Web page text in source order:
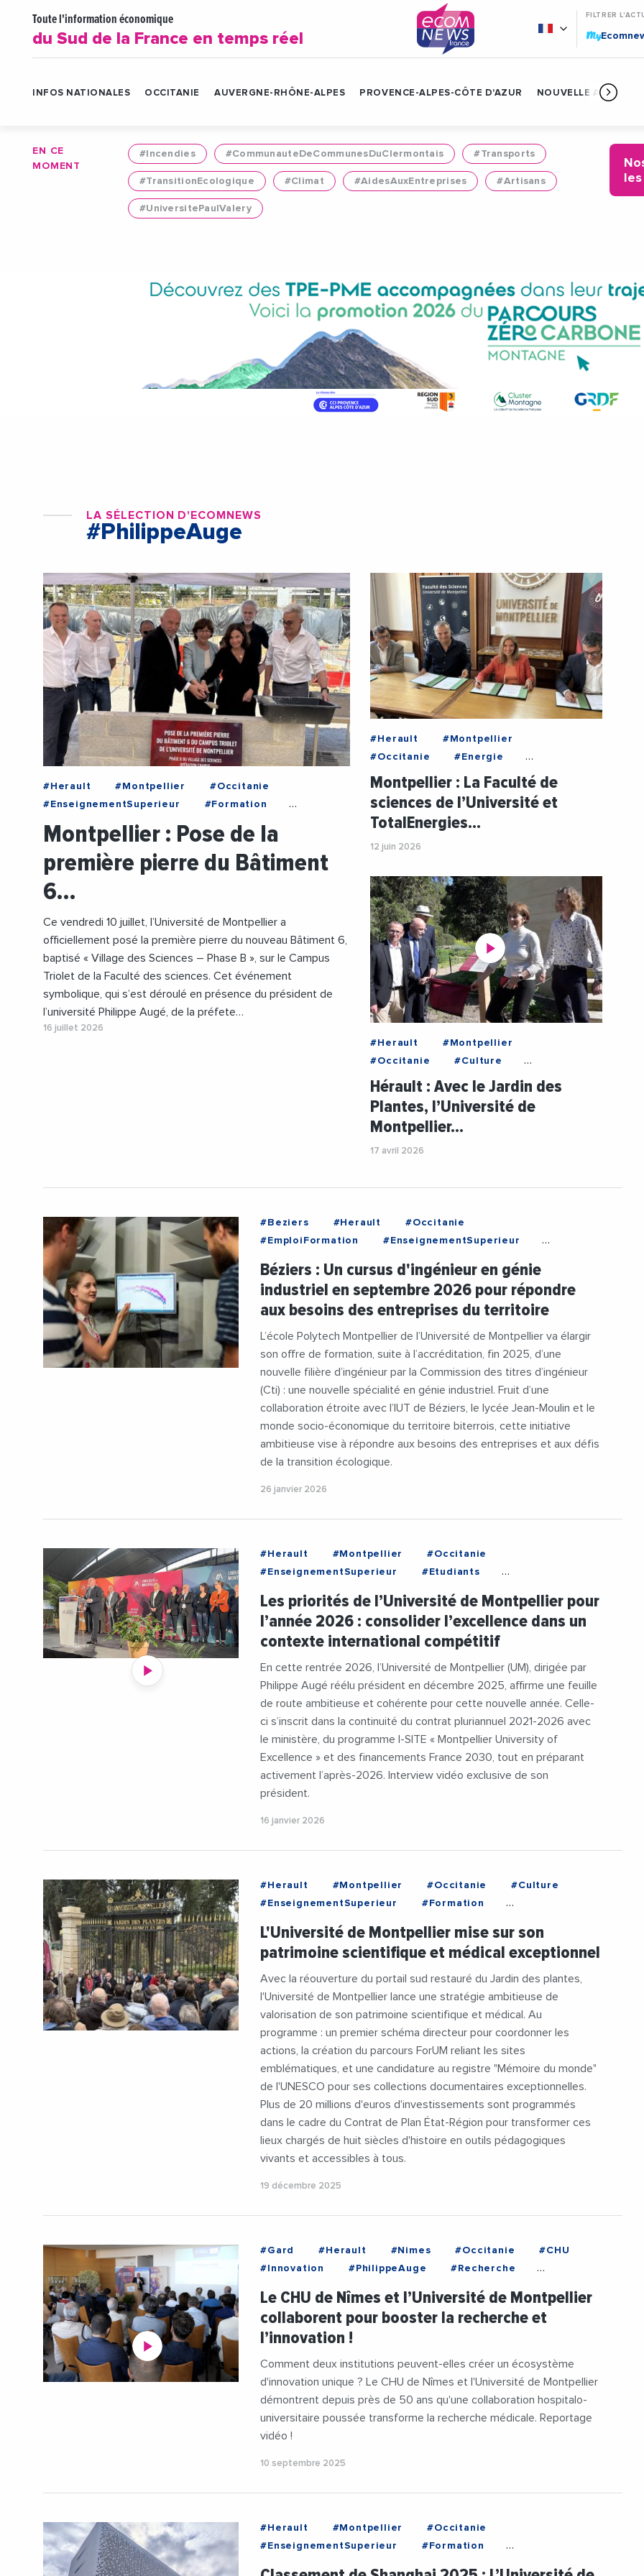
Toute l'information économique
du Sud de la France en temps réel
FILTRER
My
INFOS NATIONALES OCCITANIE AUVERGNE-RHÔNE-ALPES PROVENCE-ALPES-CÔTE D'AZUR NOUVELLE AQUITAINE
EN CE
MOMENT
#Incendies #CommunauteDeCommunesDuClermontais #Transports
#TransitionEcologique #Climat #AidesAuxEntreprises #Artisans
#UniversitePaulValery
LA SÉLECTION D'ECOMNEWS
#PhilippeAuge
#Herault #Montpellier
#Occitanie
#EnseignementSuperieur
#Formation
Montpellier : Pose de la
première pierre du Bâtiment
6…
Ce vendredi 10 juillet, l’Université de Montpellier a
officiellement posé la première pierre du nouveau Bâtiment 6,
baptisé « Village des Sciences – Phase B », sur le Campus
Triolet de la Faculté des sciences. Cet événement
symbolique, qui s’est déroulé en présence du président de
l’université Philippe Augé, de la préfete…
16 juillet 2026
#Herault
#Montpellier
#Occitanie
#Energie
#EnergiesRenouvelables
#GroupeTotal
#Partenariat
#PhilippeAuge
#TotalEnergies
#TransitionEnergetique
#Universite
Montpellier : La Faculté de
sciences de l’Université et
TotalEnergies…
12 juin 2026
#Herault
#Montpellier
#Occitanie
#Culture
#FaculteDeMedecine
#PhilippeAuge
#Recherche
#RechercheMedicale
#UniversiteDeMontpellier
Hérault : Avec le Jardin des
Plantes, l’Université de
Montpellier…
17 avril 2026
#Beziers #Herault
#Occitanie
#EmploiFormation
#EnseignementSuperieur
#PhilippeAuge
#PolytechBeziers
#Recherche
#Universite
#UniversiteDeMontpellier
Béziers : Un cursus d'ingénieur en génie
industriel en septembre 2026 pour répondre
aux besoins des entreprises du territoire
L’école Polytech Montpellier de l’Université de Montpellier va élargir
son offre de formation, suite à l’accréditation, fin 2025, d’une
nouvelle filière d’ingénieur par la Commission des titres d’ingénieur
(Cti) : une nouvelle spécialité en génie industriel. Fruit d’une
collaboration étroite avec l’IUT de Béziers, le lycée Jean-Moulin et le
monde socio-économique du territoire biterrois, cette initiative
ambitieuse vise à répondre aux besoins des entreprises et aux défis
de la transition écologique.
26 janvier 2026
#Herault #Montpellier
#Occitanie
#EnseignementSuperieur
#Etudiants
#UniversiteDeMontpellier
#Videos
Les priorités de l’Université de Montpellier pour
l’année 2026 : consolider l’excellence dans un
contexte international compétitif
En cette rentrée 2026, l’Université de Montpellier (UM), dirigée par
Philippe Augé réélu président en décembre 2025, affirme une feuille
de route ambitieuse et cohérente pour cette nouvelle année. Celle-
ci s’inscrit dans la continuité du contrat pluriannuel 2021-2026 avec
le ministère, du programme I-SITE « Montpellier University of
Excellence » et des financements France 2030, tout en préparant
activement l’après-2026. Interview vidéo exclusive de son
président.
16 janvier 2026
#Herault #Montpellier #Occitanie
#Culture
#EnseignementSuperieur
#Formation
#Recherche
#RegionOccitanie
#UniversiteDeMontpellier
L'Université de Montpellier mise sur son
patrimoine scientifique et médical exceptionnel
Avec la réouverture du portail sud restauré du Jardin des plantes,
l'Université de Montpellier lance une stratégie ambitieuse de
valorisation de son patrimoine scientifique et médical. Au
programme : un premier schéma directeur pour coordonner les
actions, la création du parcours ForUM reliant les sites
emblématiques, et une candidature au registre "Mémoire du monde"
de l'UNESCO pour ses collections documentaires exceptionnelles.
Plus de 20 millions d'euros d'investissements sont programmés
dans le cadre du Contrat de Plan État-Région pour transformer ces
lieux chargés de huit siècles d'histoire en outils pédagogiques
vivants et accessibles à tous.
19 décembre 2025
#Gard #Herault #Nimes #Occitanie
#CHU
#Innovation
#PhilippeAuge
#Recherche
#Videos
Le CHU de Nîmes et l’Université de Montpellier
collaborent pour booster la recherche et
l’innovation !
Comment deux institutions peuvent-elles créer un écosystème
d'innovation unique ? Le CHU de Nîmes et l'Université de Montpellier
démontrent depuis près de 50 ans qu'une collaboration hospitalo-
universitaire poussée transforme la recherche médicale. Reportage
vidéo !
10 septembre 2025
#Herault #Montpellier
#Occitanie
#EnseignementSuperieur
#Formation